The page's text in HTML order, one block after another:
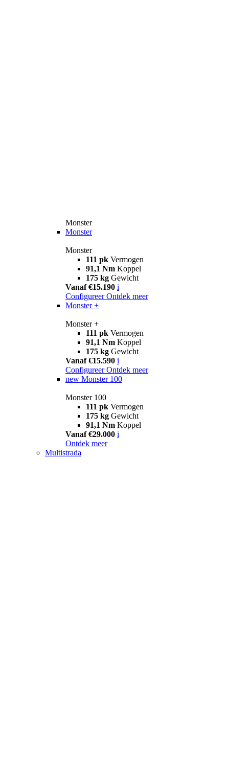
Monster
Monster
Monster
111 pk Vermogen
91,1 Nm Koppel
175 kg Gewicht
Vanaf €15.190 i
Configureer Ontdek meer
Monster +
Monster +
111 pk Vermogen
91,1 Nm Koppel
175 kg Gewicht
Vanaf €15.590 i
Configureer Ontdek meer
new Monster 100
Monster 100
111 pk Vermogen
175 kg Gewicht
91,1 Nm Koppel
Vanaf €29.000 i
Ontdek meer
Multistrada